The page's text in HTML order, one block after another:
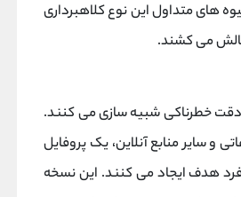
های متداول این نوع کلاهبرداری‌
چالش می‌ کشند.
دقت خطرناکی شبیه‌ سازی می‌ کنند.
سایر منابع آنلاین، یک پروفایل
هدف ایجاد می کنند. این نسخه‌